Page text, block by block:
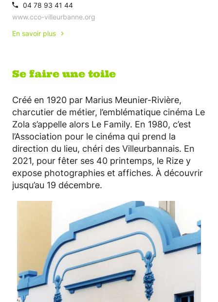
04 78 93 41 44
www.cco-villeurbanne.org
En savoir plus
Se faire une toile
Créé en 1920 par Marius Meunier-Rivière,
charcutier de métier, l’emblématique cinéma Le
Zola s’appelle alors Le Family. En 1980, c’est
l’Association pour le cinéma qui prend la
direction du lieu, chéri des Villeurbannais. En
2021, pour fêter ses 40 printemps, le Rize y
expose photographies et affiches. À découvrir
jusqu’au 19 décembre.